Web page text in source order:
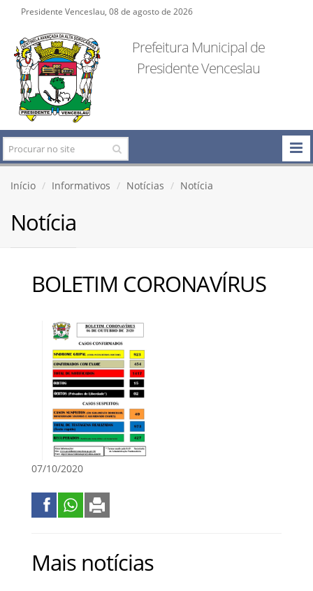
Presidente Venceslau, 08 de agosto de 2026
Prefeitura Municipal de
Presidente Venceslau
Início Informativos Notícias Notícia
Notícia
BOLETIM CORONAVÍRUS
07/10/2020
Mais notícias